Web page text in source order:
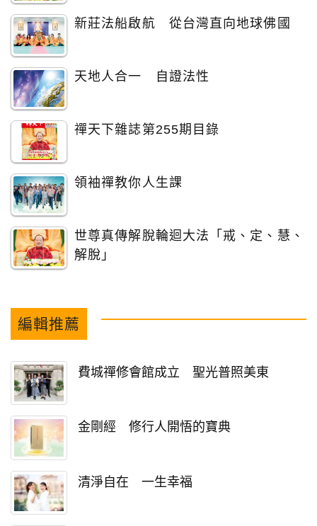
新莊法船啟航 從台灣直向地球佛國
天地人合一 自證法性
禪天下雜誌第255期目錄
領袖禪教你人生課
世尊真傳解脫輪迴大法「戒、定、慧、
解脫」
編輯推薦
費城禪修會館成立 聖光普照美東
金剛經 修行人開悟的寶典
清淨自在 一生幸福